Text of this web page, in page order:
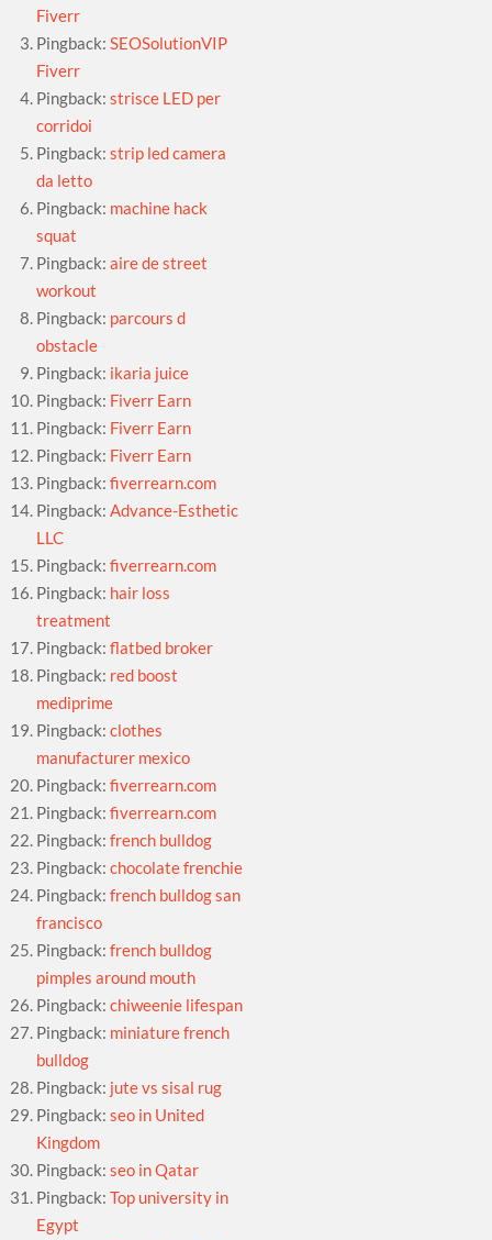
Fiverr
Pingback:SEOSolutionVIP
Fiverr
Pingback:strisce LED per
corridoi
Pingback:strip led camera
da letto
Pingback: machine hack
squat
Pingback:aire de street
workout
Pingback: parcours d
obstacle
Pingback: ikaria juice
Pingback: Fiverr Earn
Pingback: Fiverr Earn
Pingback: Fiverr Earn
Pingback:fiverrearn.com
Pingback:Advance-Esthetic
LLC
Pingback:fiverrearn.com
Pingback: hair loss
treatment
Pingback:flatbed broker
Pingback: red boost
mediprime
Pingback:clothes
manufacturer mexico
Pingback:fiverrearn.com
Pingback:fiverrearn.com
Pingback:french bulldog
Pingback:chocolate frenchie
Pingback:french bulldog san
francisco
Pingback:french bulldog
pimples around mouth
Pingback:chiweenie lifespan
Pingback: miniature french
bulldog
Pingback: jute vs sisal rug
Pingback:seo in United
Kingdom
Pingback:seo in Qatar
Pingback:Top university in
Egypt